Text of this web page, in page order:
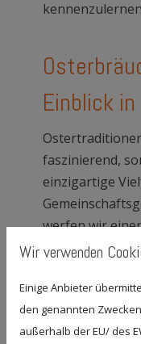
Einblick
faszinierend,
einzigartige
werfen wir
und deren
Wir verwenden
Einige Anbieter
den genannten
außerhalb der EU/ des